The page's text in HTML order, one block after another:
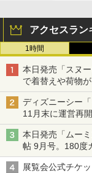
アクセスラン
1時間
本日発売「スヌ
で着替えや荷物
ディズニーシー
11月末に運営再
は1500円
本日発売「ムー
帖 9月号。180度
展覧会公式チケ